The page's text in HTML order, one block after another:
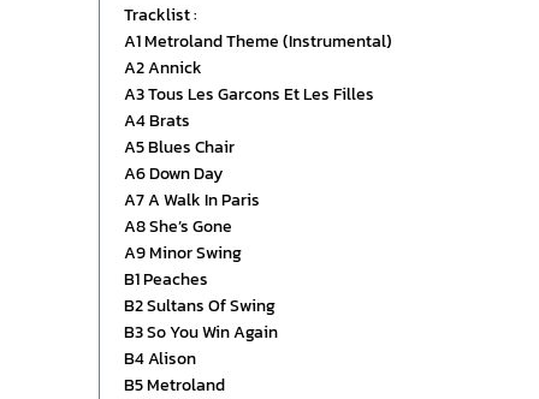
Tracklist :
A1 Metroland Theme (Instrumental)
A2 Annick
A3 Tous Les Garcons Et Les Filles
A4 Brats
A5 Blues Chair
A6 Down Day
A7 A Walk In Paris
A8 She’s Gone
A9 Minor Swing
B1 Peaches
B2 Sultans Of Swing
B3 So You Win Again
B4 Alison
B5 Metroland